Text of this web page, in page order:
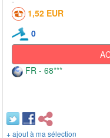
1,52 EUR
0
FR - 68***
+ ajout à ma sélection